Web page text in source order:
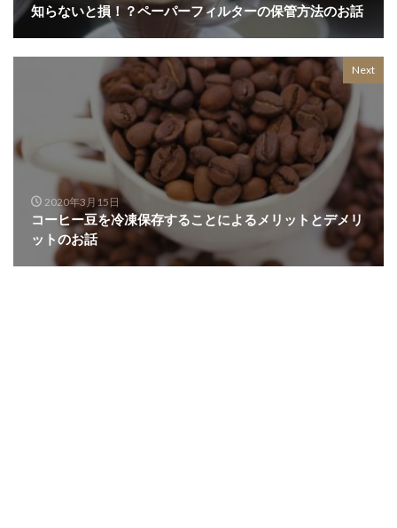
知らないと損！？ペーパーフィルターの保管方法のお話
Next
2020年3月15日
コーヒー豆を冷凍保存することによるメリットとデメリ
ットのお話